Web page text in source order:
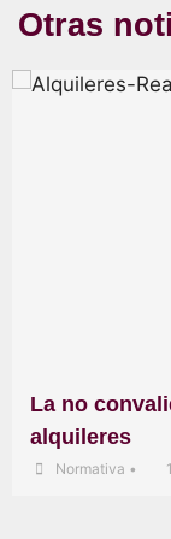
Otras
La no
alquileres
Normativa •